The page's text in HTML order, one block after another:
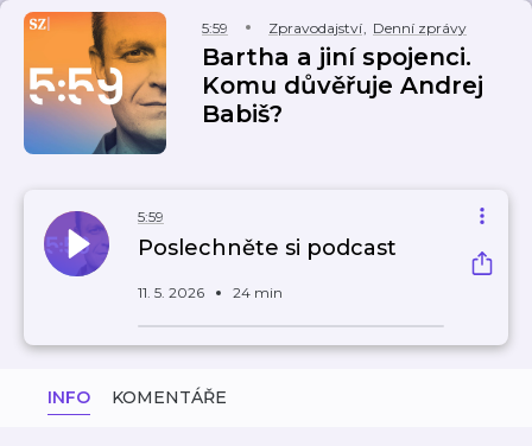
5:59 Zpravodajství, Denní zprávy
Bartha a jiní spojenci.
Komu důvěřuje Andrej
Babiš?
5:59
Poslechněte si podcast
11. 5. 2026 24 min
INFO KOMENTÁŘE